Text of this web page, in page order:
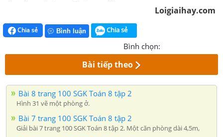
Loigiaihay.com
Chia sẻ Bình luận Chia sẻ
Bình chọn:
Bài tiếp theo
Bài 8 trang 100 SGK Toán 8 tập 2
Hình 31 vẽ một phòng ở.
Bài 7 trang 100 SGK Toán 8 tập 2
Giải bài 7 trang 100 SGK Toán 8 tập 2. Một căn phòng dài 4,5m,